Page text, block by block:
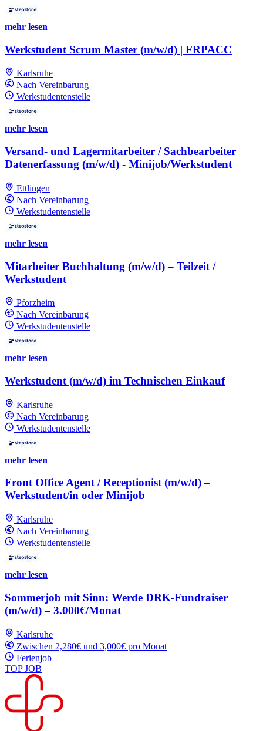
mehr lesen
Werkstudent Scrum Master (m/w/d) | FRPACC
Karlsruhe
Nach Vereinbarung
Werkstudentenstelle
mehr lesen
Versand- und Lagermitarbeiter / Sachbearbeiter
Datenerfassung (m/w/d) - Minijob/Werkstudent
Ettlingen
Nach Vereinbarung
Werkstudentenstelle
mehr lesen
Mitarbeiter Buchhaltung (m/w/d) – Teilzeit /
Werkstudent
Pforzheim
Nach Vereinbarung
Werkstudentenstelle
mehr lesen
Werkstudent (m/w/d) im Technischen Einkauf
Karlsruhe
Nach Vereinbarung
Werkstudentenstelle
mehr lesen
Front Office Agent / Receptionist (m/w/d) –
Werkstudent/in oder Minijob
Karlsruhe
Nach Vereinbarung
Werkstudentenstelle
mehr lesen
Sommerjob mit Sinn: Werde DRK-Fundraiser
(m/w/d) – 3.000€/Monat
Karlsruhe
Zwischen 2,280€ und 3,000€ pro Monat
Ferienjob
TOP JOB